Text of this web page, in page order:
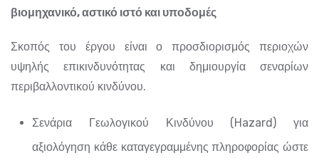
βιομηχανικό, αστικό ιστό και υποδομές
Σκοπός του έργου είναι ο προσδιορισμός περιοχών
υψηλής επικινδυνότητας και δημιουργία σεναρίων
περιβαλλοντικού κινδύνου.
Σενάρια Γεωλογικού Κινδύνου (Hazard) για
αξιολόγηση κάθε καταγεγραμμένης πληροφορίας ώστε